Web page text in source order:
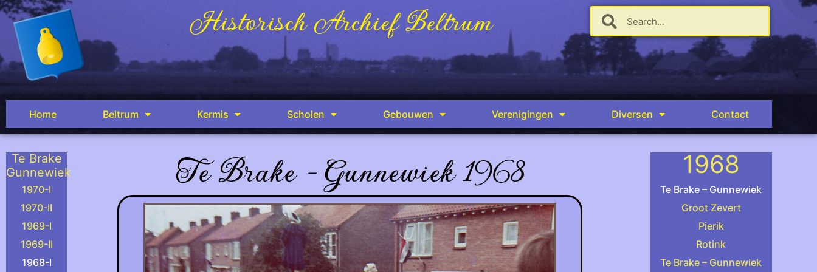
Historisch Archief Beltrum
Home Beltrum Kermis Scholen Gebouwen Verenigingen Diversen Contact
Te Brake
Gunnewiek
1970-I
1970-II
1969-I
1969-II
1968-I
Te Brake - Gunnewiek 1968
om de wagen
Harrie te Brake houdt trap vast terwijl
1968
Te Brake – Gunnewiek
Groot Zevert
Pierik
Rotink
Te Brake – Gunnewiek